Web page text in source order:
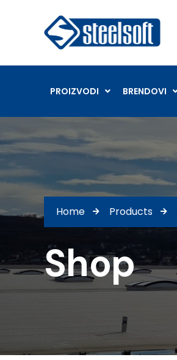
PROIZVODI BRENDOVI
Home Products
Shop